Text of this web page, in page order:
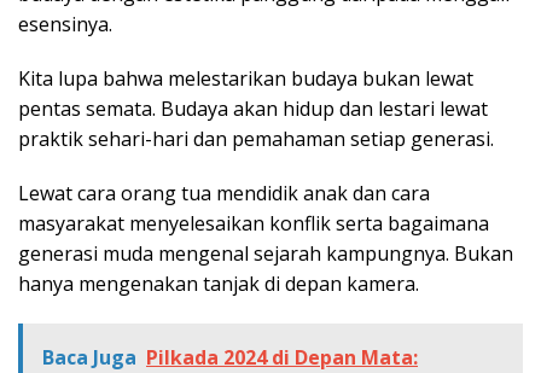
esensinya.
Kita lupa bahwa melestarikan budaya bukan lewat
pentas semata. Budaya akan hidup dan lestari lewat
praktik sehari-hari dan pemahaman setiap generasi.
Lewat cara orang tua mendidik anak dan cara
masyarakat menyelesaikan konflik serta bagaimana
generasi muda mengenal sejarah kampungnya. Bukan
hanya mengenakan tanjak di depan kamera.
Baca Juga Pilkada 2024 di Depan Mata: